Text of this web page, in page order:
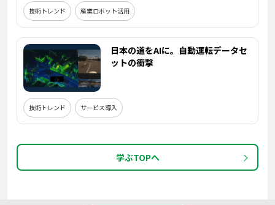
技術トレンド 産業ロボット活用
日本の道をAIに。自動運転データセ
ットの衝撃
技術トレンド サービス導入
学ぶTOPへ